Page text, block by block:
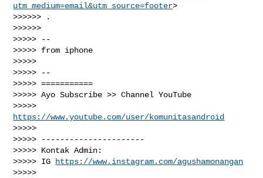
utm_medium=email&utm_source=footer>
>>>>>> .
>>>>>>
>>>>> --
>>>>> from iphone
>>>>>
>>>>> --
>>>>> ===========
>>>>> Ayo Subscribe >> Channel YouTube
https://www.youtube.com/user/komunitasandroid
>>>>>
>>>>> ----------------------
>>>>> Kontak Admin:
>>>>> IG
https://www.instagram.com/agushamonangan
>>>>>